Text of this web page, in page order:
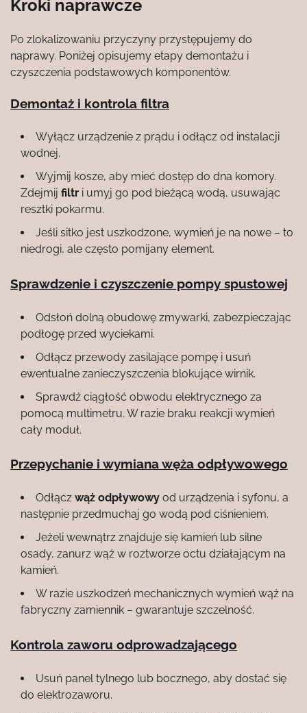
Kroki naprawcze
Po zlokalizowaniu przyczyny przystępujemy do
naprawy. Poniżej opisujemy etapy demontażu i
czyszczenia podstawowych komponentów.
Demontaż i kontrola filtra
Wyłącz urządzenie z prądu i odłącz od instalacji
wodnej.
Wyjmij kosze, aby mieć dostęp do dna komory.
Zdejmij filtr i umyj go pod bieżącą wodą, usuwając
resztki pokarmu.
Jeśli sitko jest uszkodzone, wymień je na nowe – to
niedrogi, ale często pomijany element.
Sprawdzenie i czyszczenie pompy spustowej
Odsłoń dolną obudowę zmywarki, zabezpieczając
podłogę przed wyciekami.
Odłącz przewody zasilające pompę i usuń
ewentualne zanieczyszczenia blokujące wirnik.
Sprawdź ciągłość obwodu elektrycznego za
pomocą multimetru. W razie braku reakcji wymień
cały moduł.
Przepychanie i wymiana węża odpływowego
Odłącz wąż odpływowy od urządzenia i syfonu, a
następnie przedmuchaj go wodą pod ciśnieniem.
Jeżeli wewnątrz znajduje się kamień lub silne
osady, zanurz wąż w roztworze octu działającym na
kamień.
W razie uszkodzeń mechanicznych wymień wąż na
fabryczny zamiennik – gwarantuje szczelność.
Kontrola zaworu odprowadzającego
Usuń panel tylnego lub bocznego, aby dostać się
do elektrozaworu.